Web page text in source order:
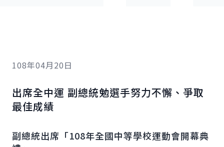
108年04月20日
出席全中運 副總統勉選手努力不懈、爭取
最佳成績
副總統出席「108年全國中等學校運動會開幕典